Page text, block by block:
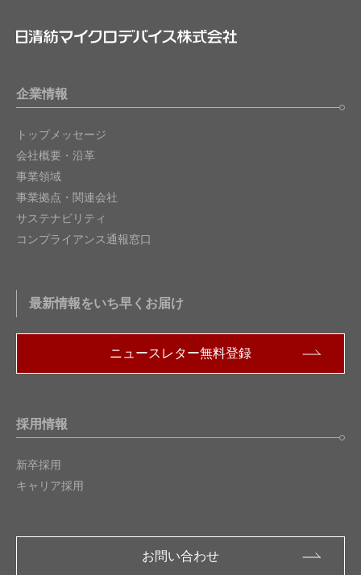
企業情報
トップメッセージ
会社概要・沿革
事業領域
事業拠点・関連会社
サステナビリティ
コンプライアンス通報窓口
最新情報をいち早くお届け
ニュースレター無料登録
採用情報
新卒採用
キャリア採用
お問い合わせ